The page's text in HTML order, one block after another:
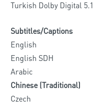
Turkish Dolby Digital 5.1
Subtitles/Captions
English
English SDH
Arabic
Chinese (Traditional)
Czech